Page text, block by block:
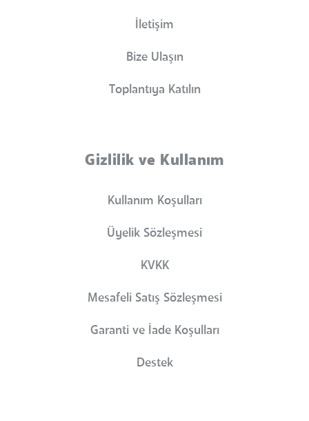
İletişim
Bize Ulaşın
Toplantıya Katılın
Gizlilik ve Kullanım
Kullanım Koşulları
Üyelik Sözleşmesi
KVKK
Mesafeli Satış Sözleşmesi
Garanti ve İade Koşulları
Destek